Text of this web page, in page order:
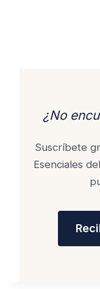
¿No
Suscríbete
Esenciales